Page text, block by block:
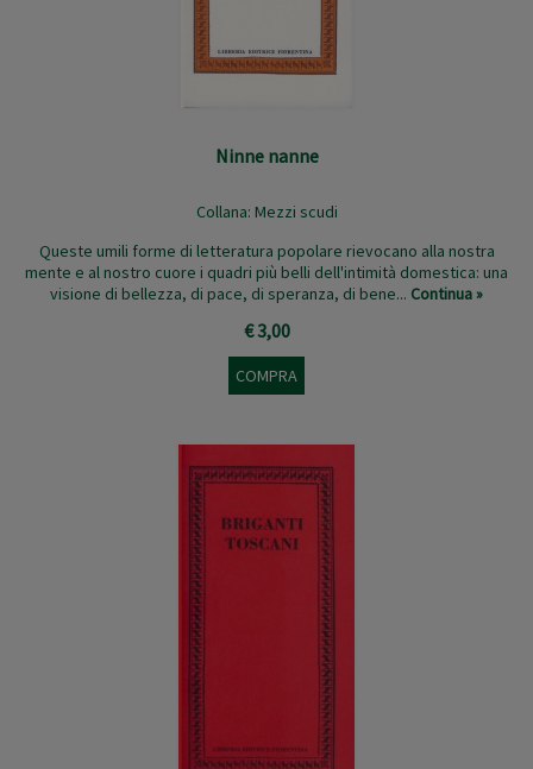
Ninne nanne
Collana: Mezzi scudi
Queste umili forme di letteratura popolare rievocano alla nostra
mente e al nostro cuore i quadri più belli dell'intimità domestica: una
visione di bellezza, di pace, di speranza, di bene... Continua »
€ 3,00
COMPRA